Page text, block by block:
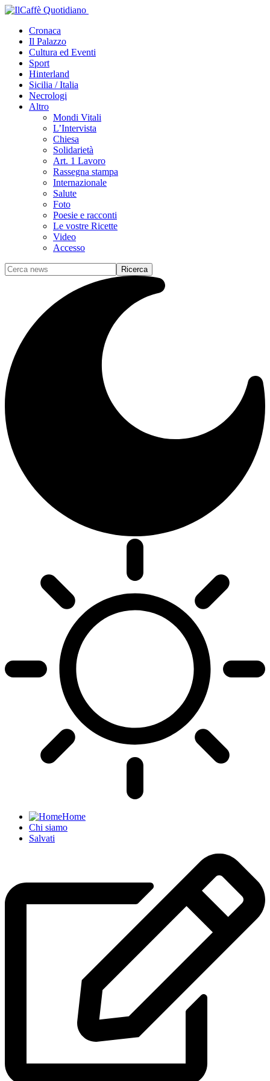
Cronaca
Il Palazzo
Cultura ed Eventi
Sport
Hinterland
Sicilia / Italia
Necrologi
Altro
Mondi Vitali
L’Intervista
Chiesa
Solidarietà
Art. 1 Lavoro
Rassegna stampa
Internazionale
Salute
Foto
Poesie e racconti
Le vostre Ricette
Video
Accesso
Home
Chi siamo
Salvati